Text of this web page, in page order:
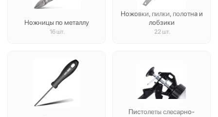
Ножницы по металлу
16 шт.
Ножовки, пилки, полотна и
лобзики
22 шт.
Пистолеты слесарно-